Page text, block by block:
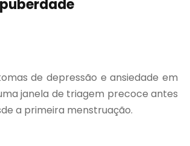
de depressão e ansiedade em
janela de triagem precoce antes
a primeira menstruação.